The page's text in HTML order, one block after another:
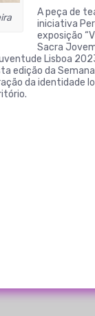
A peça de
iniciativa
exposição
Sacra
Lisboa
edição da
da identidade